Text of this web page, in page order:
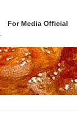
For Media Official